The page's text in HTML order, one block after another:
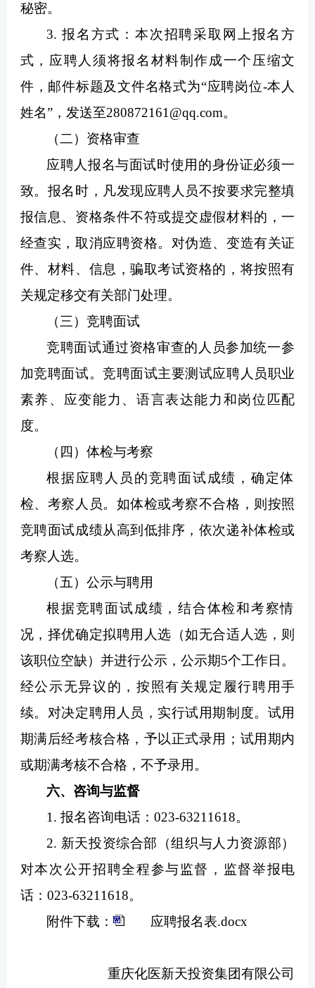
秘密。
3. 报名方式：本次招聘采取网上报名方
式，应聘人须将报名材料制作成一个压缩文
件，邮件标题及文件名格式为“应聘岗位-本人
姓名”，发送至280872161@qq.com。
（二）资格审查
应聘人报名与面试时使用的身份证必须一
致。报名时，凡发现应聘人员不按要求完整填
报信息、资格条件不符或提交虚假材料的，一
经查实，取消应聘资格。对伪造、变造有关证
件、材料、信息，骗取考试资格的，将按照有
关规定移交有关部门处理。
（三）竞聘面试
竞聘面试通过资格审查的人员参加统一参
加竞聘面试。竞聘面试主要测试应聘人员职业
素养、应变能力、语言表达能力和岗位匹配
度。
（四）体检与考察
根据应聘人员的竞聘面试成绩，确定体
检、考察人员。如体检或考察不合格，则按照
竞聘面试成绩从高到低排序，依次递补体检或
考察人选。
（五）公示与聘用
根据竞聘面试成绩，结合体检和考察情
况，择优确定拟聘用人选（如无合适人选，则
该职位空缺）并进行公示，公示期5个工作日。
经公示无异议的，按照有关规定履行聘用手
续。对决定聘用人员，实行试用期制度。试用
期满后经考核合格，予以正式录用；试用期内
或期满考核不合格，不予录用。
六、咨询与监督
1. 报名咨询电话：023-63211618。
2. 新天投资综合部（组织与人力资源部）
对本次公开招聘全程参与监督，监督举报电
话：023-63211618。
附件下载：
应聘报名表.docx
重庆化医新天投资集团有限公司